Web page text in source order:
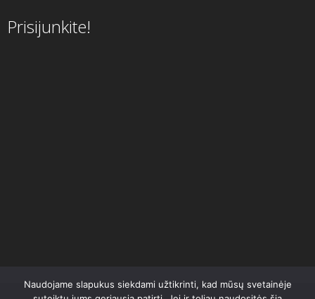
Prisijunkite!
Naudojame slapukus siekdami užtikrinti, kad mūsų svetainėje